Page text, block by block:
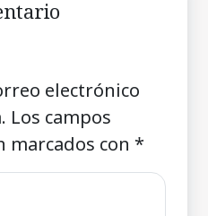
electrónico
Los campos
con *